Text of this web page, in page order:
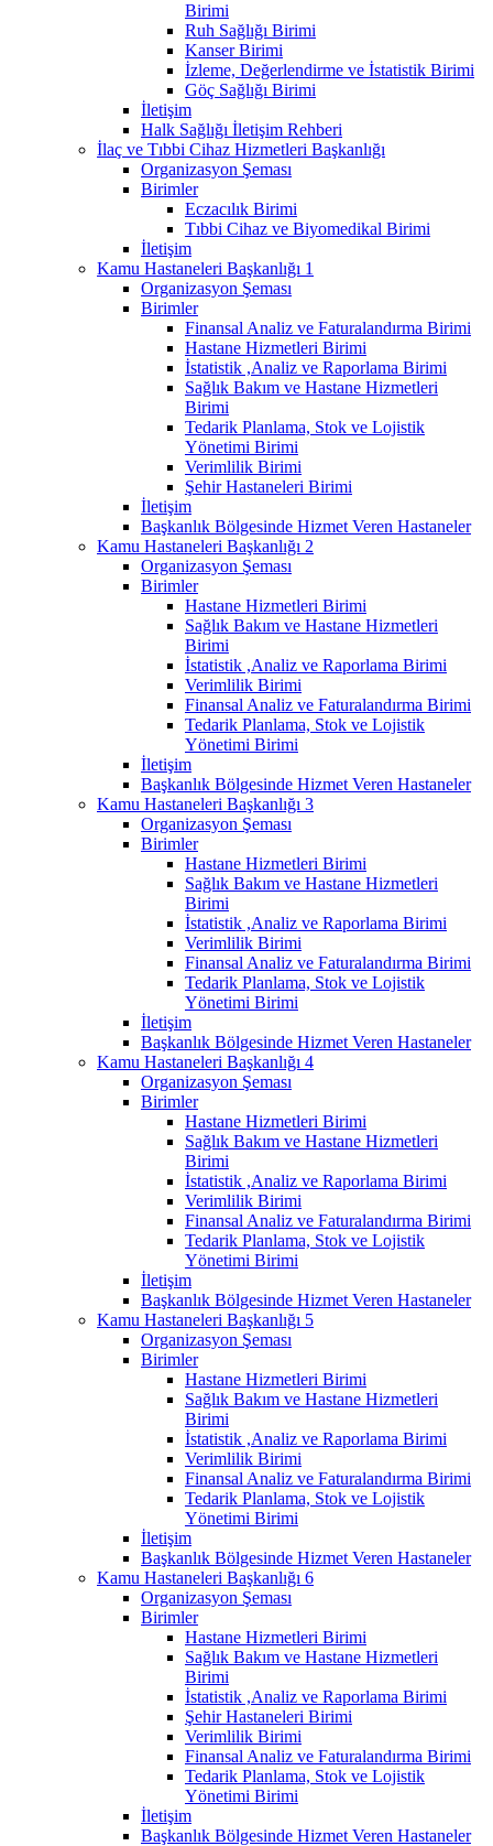
Birimi
Ruh Sağlığı Birimi
Kanser Birimi
İzleme, Değerlendirme ve İstatistik Birimi
Göç Sağlığı Birimi
İletişim
Halk Sağlığı İletişim Rehberi
İlaç ve Tıbbi Cihaz Hizmetleri Başkanlığı
Organizasyon Şeması
Birimler
Eczacılık Birimi
Tıbbi Cihaz ve Biyomedikal Birimi
İletişim
Kamu Hastaneleri Başkanlığı 1
Organizasyon Şeması
Birimler
Finansal Analiz ve Faturalandırma Birimi
Hastane Hizmetleri Birimi
İstatistik ,Analiz ve Raporlama Birimi
Sağlık Bakım ve Hastane Hizmetleri
Birimi
Tedarik Planlama, Stok ve Lojistik
Yönetimi Birimi
Verimlilik Birimi
Şehir Hastaneleri Birimi
İletişim
Başkanlık Bölgesinde Hizmet Veren Hastaneler
Kamu Hastaneleri Başkanlığı 2
Organizasyon Şeması
Birimler
Hastane Hizmetleri Birimi
Sağlık Bakım ve Hastane Hizmetleri
Birimi
İstatistik ,Analiz ve Raporlama Birimi
Verimlilik Birimi
Finansal Analiz ve Faturalandırma Birimi
Tedarik Planlama, Stok ve Lojistik
Yönetimi Birimi
İletişim
Başkanlık Bölgesinde Hizmet Veren Hastaneler
Kamu Hastaneleri Başkanlığı 3
Organizasyon Şeması
Birimler
Hastane Hizmetleri Birimi
Sağlık Bakım ve Hastane Hizmetleri
Birimi
İstatistik ,Analiz ve Raporlama Birimi
Verimlilik Birimi
Finansal Analiz ve Faturalandırma Birimi
Tedarik Planlama, Stok ve Lojistik
Yönetimi Birimi
İletişim
Başkanlık Bölgesinde Hizmet Veren Hastaneler
Kamu Hastaneleri Başkanlığı 4
Organizasyon Şeması
Birimler
Hastane Hizmetleri Birimi
Sağlık Bakım ve Hastane Hizmetleri
Birimi
İstatistik ,Analiz ve Raporlama Birimi
Verimlilik Birimi
Finansal Analiz ve Faturalandırma Birimi
Tedarik Planlama, Stok ve Lojistik
Yönetimi Birimi
İletişim
Başkanlık Bölgesinde Hizmet Veren Hastaneler
Kamu Hastaneleri Başkanlığı 5
Organizasyon Şeması
Birimler
Hastane Hizmetleri Birimi
Sağlık Bakım ve Hastane Hizmetleri
Birimi
İstatistik ,Analiz ve Raporlama Birimi
Verimlilik Birimi
Finansal Analiz ve Faturalandırma Birimi
Tedarik Planlama, Stok ve Lojistik
Yönetimi Birimi
İletişim
Başkanlık Bölgesinde Hizmet Veren Hastaneler
Kamu Hastaneleri Başkanlığı 6
Organizasyon Şeması
Birimler
Hastane Hizmetleri Birimi
Sağlık Bakım ve Hastane Hizmetleri
Birimi
İstatistik ,Analiz ve Raporlama Birimi
Şehir Hastaneleri Birimi
Verimlilik Birimi
Finansal Analiz ve Faturalandırma Birimi
Tedarik Planlama, Stok ve Lojistik
Yönetimi Birimi
İletişim
Başkanlık Bölgesinde Hizmet Veren Hastaneler